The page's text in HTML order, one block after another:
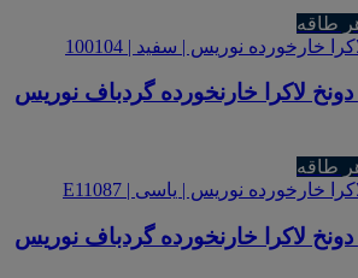
طاقه
لاکرا خارنخورده گردباف نوریس
طاقه
لاکرا خارنخورده گردباف نوریس